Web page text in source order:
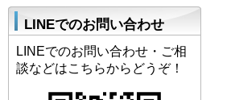
LINEでのお問い合わせ
LINEでのお問い合わせ・ご相
談などはこちらからどうぞ！